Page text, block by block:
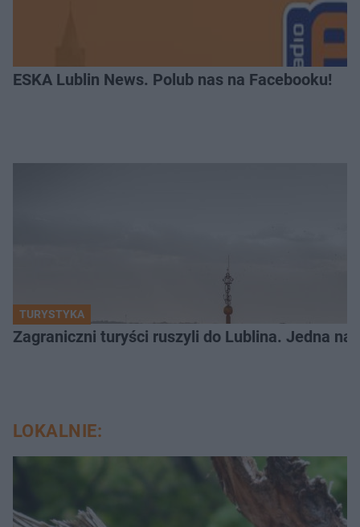
ESKA Lublin News. Polub nas na Facebooku!
TURYSTYKA
Zagraniczni turyści ruszyli do Lublina. Jedna
LOKALNIE: